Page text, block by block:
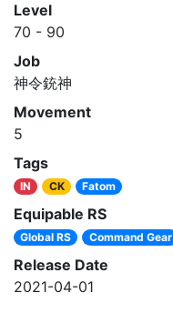
Level
70 - 90
Job
神令銃神
Movement
5
Tags
IN CK Fatom
Equipable RS
Global RS Command Gear
Release Date
2021-04-01